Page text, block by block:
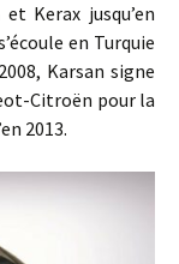
Kerax jusqu’en
en Turquie
Karsan signe
Citroën pour la
2013.